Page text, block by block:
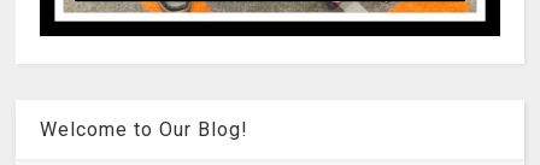
Welcome to Our Blog!